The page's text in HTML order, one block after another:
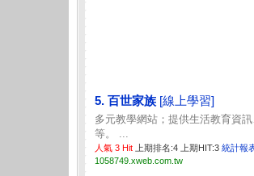
5. 百世家族 [線上學習]
多元教學網站；提供生活教育資
等。 ...
人氣 3 Hit 上期排名:4 上期HIT:3 統計報
1058749.xweb.com.tw